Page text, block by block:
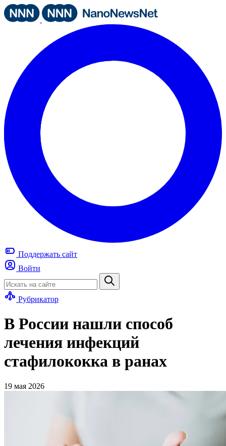
Поддержать сайт
Войти
Рубрикатор
В России нашли способ
лечения инфекций
стафилококка в ранах
19 мая 2026